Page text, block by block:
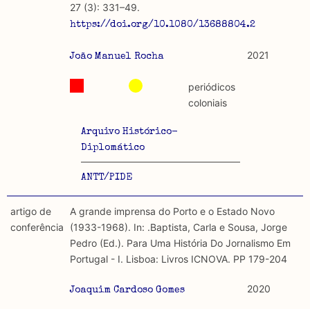
27 (3): 331–49.
https://doi.org/10.1080/
João Manuel Rocha 2021
Arquivo Histórico-
Diplomático
ANTT/PIDE
periódicos
coloniais
artigo de
conferência
A grande imprensa do Porto e o Estado Novo
(1933-1968). In: .Baptista, Carla e Sousa, Jorge
Pedro (Ed.). Para Uma História Do Jornalismo Em
Portugal - I. Lisboa: Livros ICNOVA. PP 179-204
Joaquim Cardoso Gomes 2020